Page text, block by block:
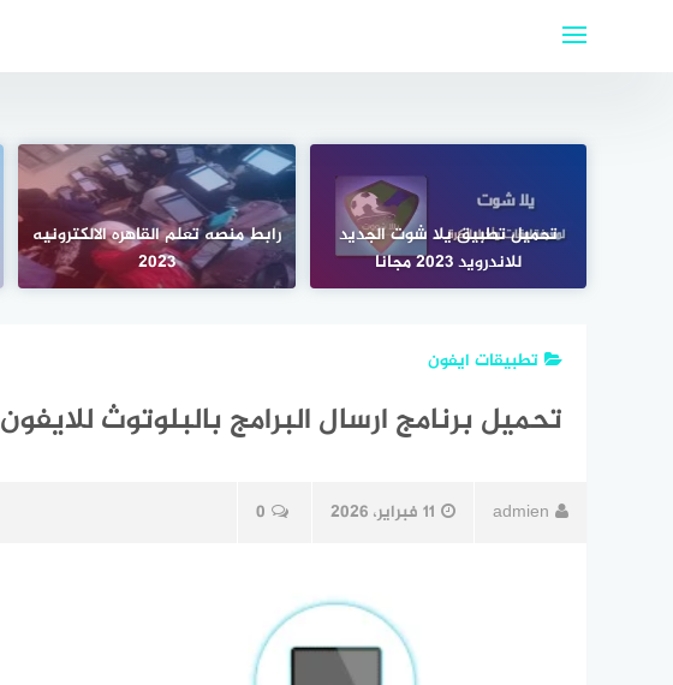
تحميل تطبيق يلا شوت الجديد
للاندرويد 2023 مجانا
رابط منصه تعلم القاهره الالكترونيه
2023
تطبيقات ايفون
تحميل برنامج ارسال البرامج بالبلوتوث للايفون 2026 مجانا
admien 11 فبراير، 2026 0